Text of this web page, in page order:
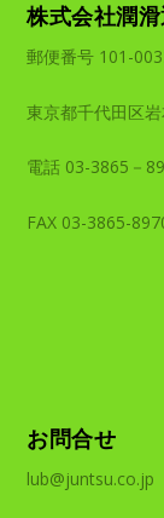
株式会社潤
郵便番号 101-
東京都千代田区
電話 03-3865－
FAX 03-3865-
お問合せ
lub@juntsu.co.jp